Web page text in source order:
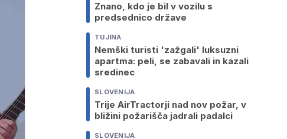
Znano, kdo je bil v vozilu s
predsednico države
TUJINA
Nemški turisti 'zažgali' luksuzni
apartma: peli, se zabavali in kazali
sredinec
SLOVENIJA
Trije AirTractorji nad nov požar, v
bližini požarišča jadrali padalci
SLOVENIJA